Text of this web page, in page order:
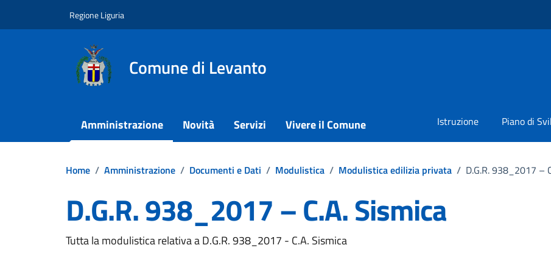
Regione Liguria
Comune di Levanto
Amministrazione Novità Servizi Vivere il Comune Istruzione Piano di
Home / Amministrazione / Documenti e Dati / Modulistica / Modulistica edilizia privata / D.G.R. 938_2017 –
D.G.R. 938_2017 – C.A. Sismica
Dettagli del documento
Tutta la modulistica relativa a D.G.R. 938_2017 - C.A. Sismica